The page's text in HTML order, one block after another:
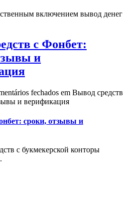
включением вывод денег
с Фонбет:
и
fechados em Вывод средств
и верификация
сроки, отзывы и
с букмекерской конторы